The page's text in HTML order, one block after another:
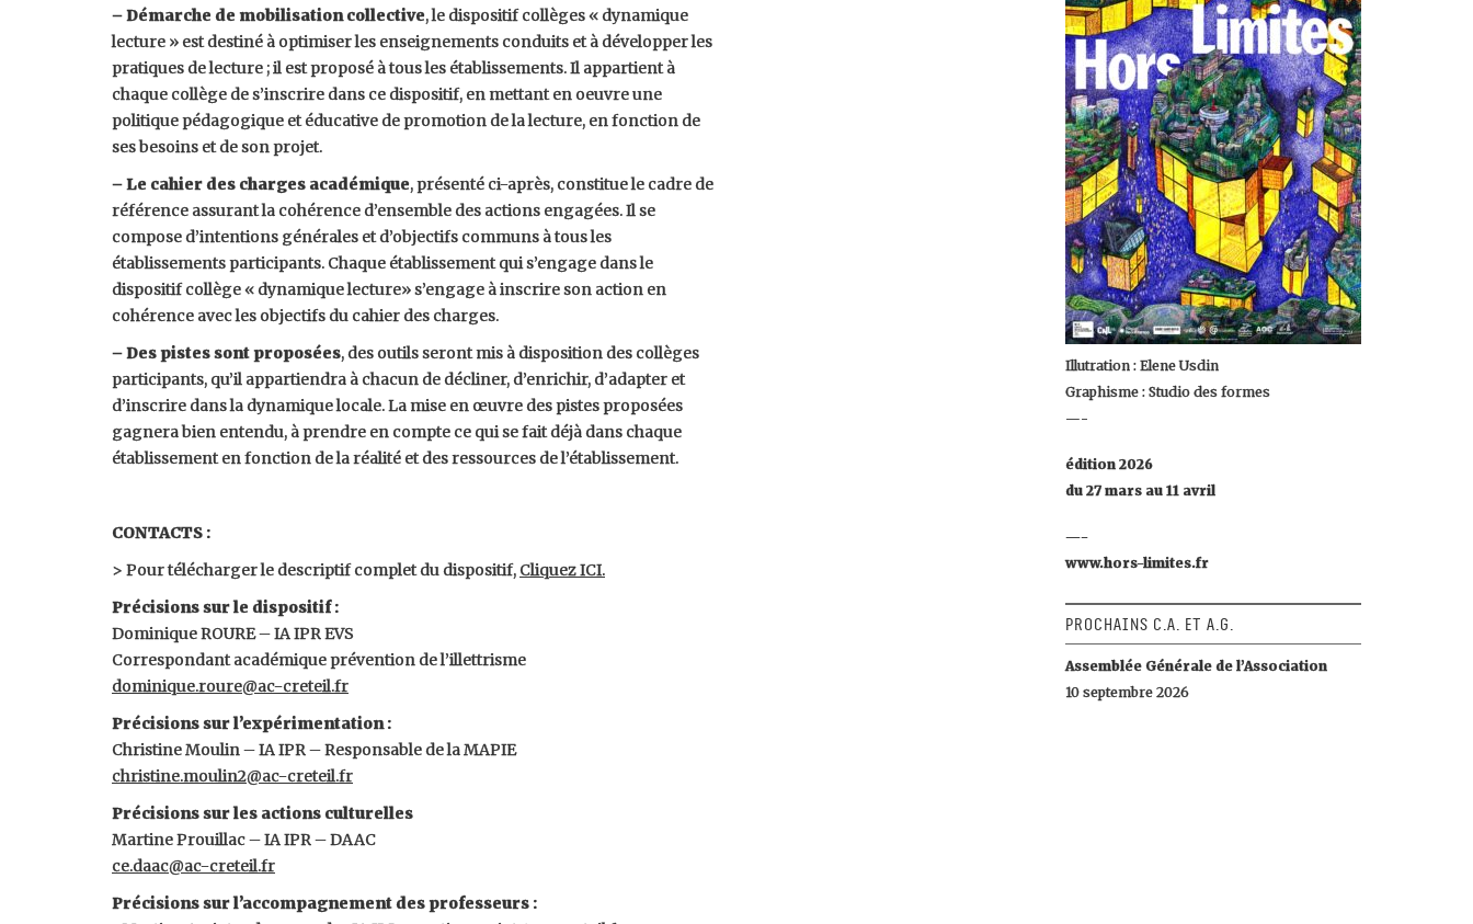
– Démarche de mobilisation collective, le dispositif collèges « dynamique
lecture » est destiné à optimiser les enseignements conduits et à développer les
pratiques de lecture ; il est proposé à tous les établissements. Il appartient à
chaque collège de s’inscrire dans ce dispositif, en mettant en oeuvre une
politique pédagogique et éducative de promotion de la lecture, en fonction de
ses besoins et de son projet.
– Le cahier des charges académique, présenté ci-après, constitue le cadre de
référence assurant la cohérence d’ensemble des actions engagées. Il se
compose d’intentions générales et d’objectifs communs à tous les
établissements participants. Chaque établissement qui s’engage dans le
dispositif collège « dynamique lecture» s’engage à inscrire son action en
cohérence avec les objectifs du cahier des charges.
– Des pistes sont proposées, des outils seront mis à disposition des collèges
participants, qu’il appartiendra à chacun de décliner, d’enrichir, d’adapter et
d’inscrire dans la dynamique locale. La mise en œuvre des pistes proposées
gagnera bien entendu, à prendre en compte ce qui se fait déjà dans chaque
établissement en fonction de la réalité et des ressources de l’établissement.
CONTACTS :
> Pour télécharger le descriptif complet du dispositif,Cliquez ICI.
Précisions sur le dispositif :
Dominique ROURE – IA IPR EVS
Correspondant académique prévention de l’illettrisme
dominique.roure@ac-creteil.fr
Précisions sur l’expérimentation :
Christine Moulin – IA IPR – Responsable de la MAPIE
christine.moulin2@ac-creteil.fr
Précisions sur les actions culturelles
Martine Prouillac – IA IPR – DAAC
ce.daac@ac-creteil.fr
Précisions sur l’accompagnement des professeurs :
Illutration : Elene Usdin
Graphisme : Studio des formes
—-
édition 2026
du 27 mars au 11 avril
—-
www.hors-limites.fr
Prochains C.A. et A.G.
Assemblée Générale de l’Association
10 septembre 2026